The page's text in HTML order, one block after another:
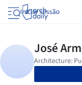
Iniciar sessão